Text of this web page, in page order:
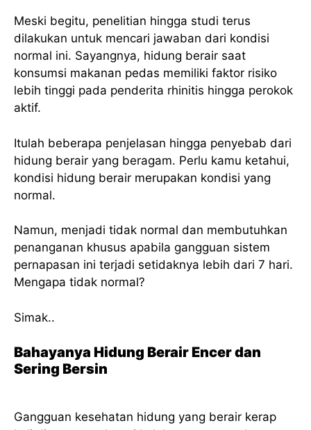
Meski begitu, penelitian hingga studi terus
dilakukan untuk mencari jawaban dari kondisi
normal ini. Sayangnya, hidung berair saat
konsumsi makanan pedas memiliki faktor risiko
lebih tinggi pada penderita rhinitis hingga perokok
aktif.
Itulah beberapa penjelasan hingga penyebab dari
hidung berair yang beragam. Perlu kamu ketahui,
kondisi hidung berair merupakan kondisi yang
normal.
Namun, menjadi tidak normal dan membutuhkan
penanganan khusus apabila gangguan sistem
pernapasan ini terjadi setidaknya lebih dari 7 hari.
Mengapa tidak normal?
Simak..
Bahayanya Hidung Berair Encer dan
Sering Bersin
Gangguan kesehatan hidung yang berair kerap